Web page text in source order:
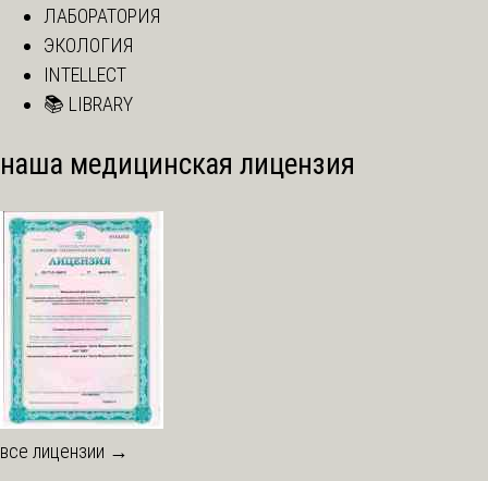
ЛАБОРАТОРИЯ
ЭКОЛОГИЯ
INTELLECT
📚 LIBRARY
наша медицинская лицензия
все лицензии →